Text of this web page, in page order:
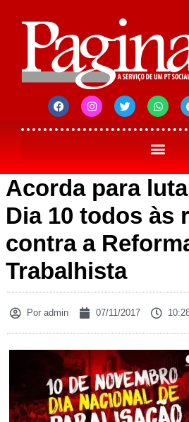
Acorda para
Dia 10 todos às
contra a
Trabalhista
Poradmin 07/11/2017